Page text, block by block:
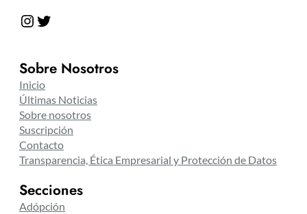
Instagram Twitter
Sobre Nosotros
Inicio
Últimas Noticias
Sobre nosotros
Suscripción
Contacto
Transparencia, Ética Empresarial y Protección de Datos
Secciones
Adópción